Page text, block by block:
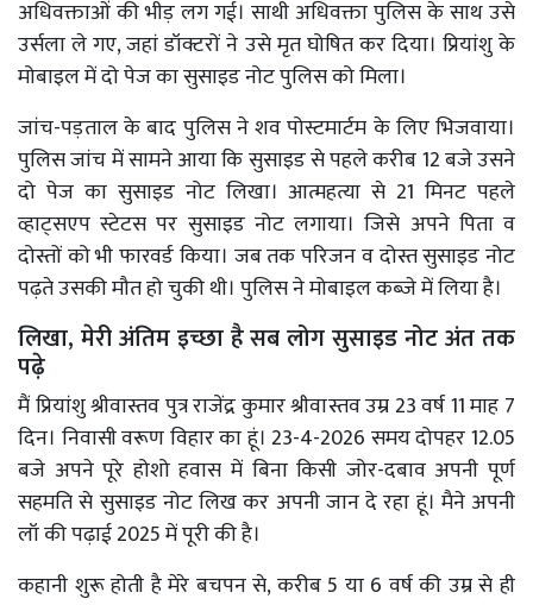
अधिवक्ताओं की भीड़ लग गई। साथी अधिवक्ता पुलिस के साथ उसे
उर्सला ले गए, जहां डॉक्टरों ने उसे मृत घोषित कर दिया। प्रियांशु के
मोबाइल में दो पेज का सुसाइड नोट पुलिस को मिला।
जांच-पड़ताल के बाद पुलिस ने शव पोस्टमार्टम के लिए भिजवाया।
पुलिस जांच में सामने आया कि सुसाइड से पहले करीब 12 बजे उसने
दो पेज का सुसाइड नोट लिखा। आत्महत्या से 21 मिनट पहले
व्हाट्सएप स्टेटस पर सुसाइड नोट लगाया। जिसे अपने पिता व
दोस्तों को भी फारवर्ड किया। जब तक परिजन व दोस्त सुसाइड नोट
पढ़ते उसकी मौत हो चुकी थी। पुलिस ने मोबाइल कब्जे में लिया है।
लिखा, मेरी अंतिम इच्छा है सब लोग सुसाइड नोट अंत तक
पढ़े
मैं प्रियांशु श्रीवास्तव पुत्र राजेंद्र कुमार श्रीवास्तव उम्र 23 वर्ष 11 माह 7
दिन। निवासी वरूण विहार का हूं। 23-4-2026 समय दोपहर 12.05
बजे अपने पूरे होशो हवास में बिना किसी जोर-दबाव अपनी पूर्ण
सहमति से सुसाइड नोट लिख कर अपनी जान दे रहा हूं। मैने अपनी
लॉ की पढ़ाई 2025 में पूरी की है।
कहानी शुरू होती है मेरे बचपन से, करीब 5 या 6 वर्ष की उम्र से ही